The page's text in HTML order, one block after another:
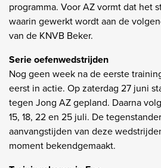
programma. Voor AZ vormt dat het
waarin gewerkt wordt aan de
van de KNVB Beker.
Serie oefenwedstrijden
Nog geen week na de eerste
eerst in actie. Op zaterdag 27 juni
tegen Jong AZ gepland. Daarna
15, 18, 22 en 25 juli. De
aanvangstijden van deze
moment bekendgemaakt.